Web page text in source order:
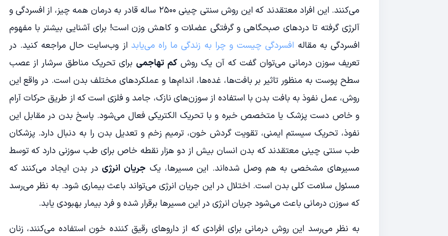
می‌کنند. این افراد معتقدند که این روش سنتی چینی ۲۵۰۰ ساله قادر به درمان همه چیز، از افسردگی و
آلرژی گرفته تا دردهای صبحگاهی و گرفتگی عضلات و کاهش وزن است! برای آشنایی بیشتر با مفهوم
افسردگی به مقاله افسردگی چیست و چرا به زندگی ما راه می‌یابد از وب‌سایت حال مراجعه کنید. در
تعریف سوزن درمانی می‌توان گفت که آن یک روشکم تهاجمی برای تحریک مناطق سرشار از عصب
سطح پوست به منظور تاثیر بر بافت‌ها، غده‌ها، اندام‌ها و عملکردهای مختلف بدن است. در واقع این
روش، عمل نفوذ به بافت بدن با استفاده از سوزن‌های نازک، جامد و فلزی است که از طریق حرکات آرام
و خاص دست پزشک یا متخصص خبره و با تحریک الکتریکی فعال می‌شود. پاسخ بدن در مقابل این
نفوذ، تحریک سیستم ایمنی، تقویت گردش خون، ترمیم زخم و تعدیل بدن را به دنبال دارد. پزشکان
طب سنتی چینی معتقدند که بدن انسان بیش از دو هزار نقطه خاص برای طب سوزنی دارد که توسط
مسیرهای مشخصی به هم وصل شده‌اند. این مسیرها، یک جریان انرژی در بدن ایجاد می‌کنند که
مسئول سلامت کلی بدن است. اختلال در این جریان انرژی می‌تواند باعث بیماری شود. به نظر می‌رسد
که سوزن درمانی باعث می‌شود جریان انرژی در این مسیرها برقرار شده و فرد بیمار بهبودی یابد.
به نظر می‌رسد این روش درمانی برای افرادی که از داروهای رقیق کننده خون استفاده می‌کنند، زنان